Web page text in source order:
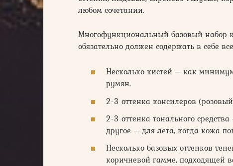
любом сочетании.
Многофункциональный базовый набор
обязательно должен содержать в себе
Несколько кистей – как
румян.
2-3 оттенка консилеров
2-3 оттенка тонального
другое – для лета, когда кожа
Несколько базовых оттенков
коричневой гамме, подходящей